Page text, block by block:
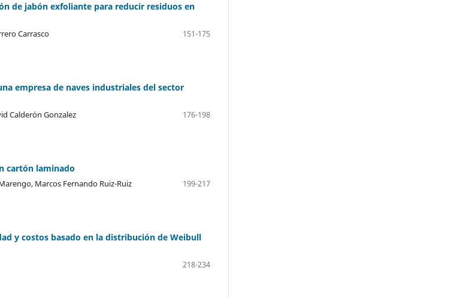
de jabón exfoliante para reducir residuos en
Carrasco
151-175
empresa de naves industriales del sector
Calderón Gonzalez
176-198
cartón laminado
Marcos Fernando Ruiz-Ruiz
199-217
y costos basado en la distribución de Weibull
218-234